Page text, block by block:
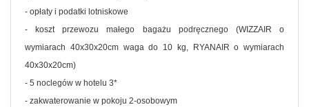
- opłaty i podatki lotniskowe
- koszt przewozu małego bagażu podręcznego (WIZZAIR o
wymiarach 40x30x20cm waga do 10 kg, RYANAIR o wymiarach
40x30x20cm)
- 5 noclegów w hotelu 3*
- zakwaterowanie w pokoju 2-osobowym